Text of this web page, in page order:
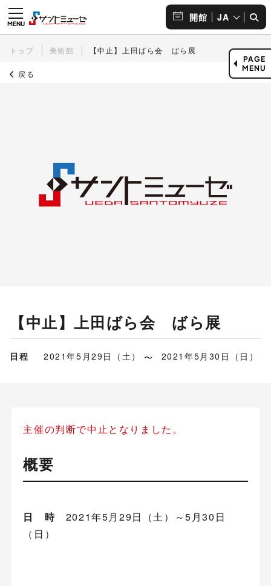
開館 JA
トップ 美術館 【中止】上田ばら会 ばら展
戻る
【中止】上田ばら会 ばら展
日程 2021年5月29日（土） 2021年5月30日（日）
PAGE
MENU
主催の判断で中止となりました。
概要
日 時 2021年5月29日（土）～5月30日
（日）